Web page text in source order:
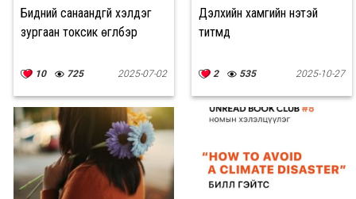
Бидний санаандгүй хэлдэг
зургаан токсик өгүүлбэр
10 725 2025-07-02
Дэлхийн хамгийн үнэтэй
титмүүд
2 535 2025-10-27